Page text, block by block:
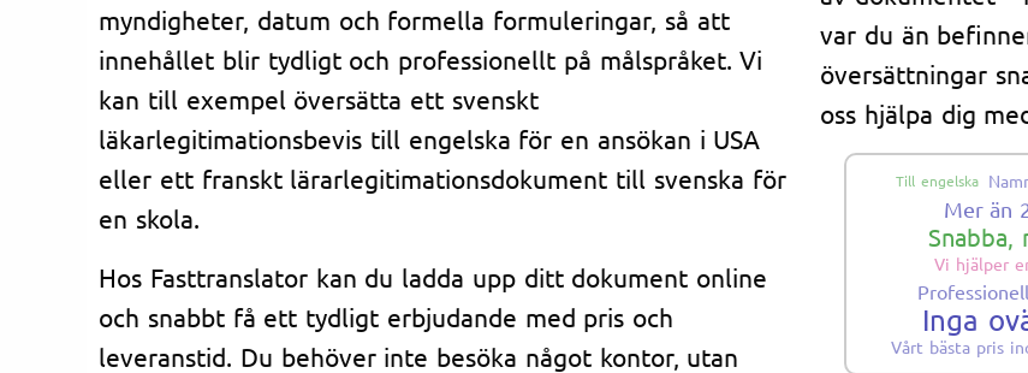
myndigheter, datum och formella formuleringar, så att
innehållet blir tydligt och professionellt på målspråket. Vi
kan till exempel översätta ett svenskt
läkarlegitimationsbevis till engelska för en ansökan i USA
eller ett franskt lärarlegitimationsdokument till svenska för
en skola.
Hos Fasttranslator kan du ladda upp ditt dokument online
och snabbt få ett tydligt erbjudande med pris och
leveranstid. Du behöver inte besöka något kontor, utan
var du än
översättningar
oss hjälpa dig
Till engelska
Mer än
Snabba,
Vi hjälper
Inga
Vårt bästa pris